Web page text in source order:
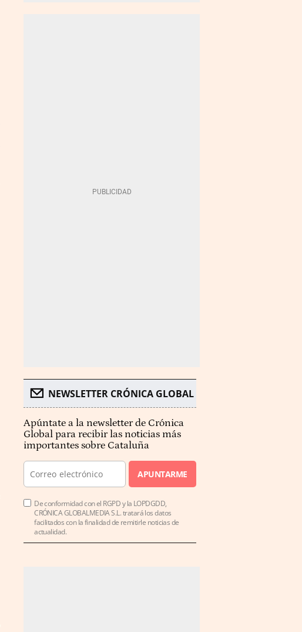
NEWSLETTER CRÓNICA GLOBAL
Apúntate a la newsletter de Crónica
Global para recibir las noticias más
importantes sobre Cataluña
APUNTARME
De conformidad con el RGPD y la LOPDGDD,
CRÓNICA GLOBALMEDIA S.L. tratará los datos
facilitados con la finalidad de remitirle noticias de
actualidad.